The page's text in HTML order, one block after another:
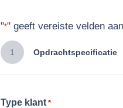
"*" geeft vereiste velden aan
1 Opdrachtspecificatie
Type klant *